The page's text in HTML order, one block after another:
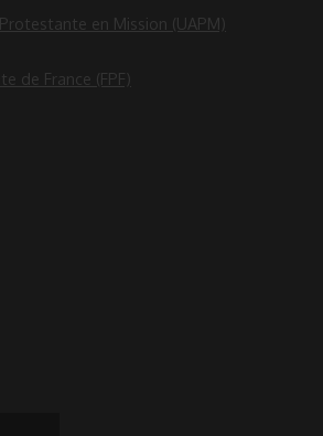
en Mission (UAPM)
de France (FPF)